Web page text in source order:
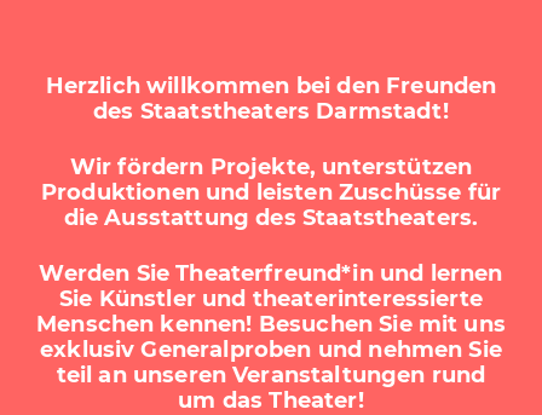
Herzlich willkommen bei den Freunden
des Staatstheaters Darmstadt!
Wir fördern Projekte, unterstützen
Produktionen und leisten Zuschüsse für
die Ausstattung des Staatstheaters.
Werden Sie Theaterfreund*in und lernen
Sie Künstler und theaterinteressierte
Menschen kennen! Besuchen Sie mit uns
exklusiv Generalproben und nehmen Sie
teil an unseren Veranstaltungen rund
um das Theater!